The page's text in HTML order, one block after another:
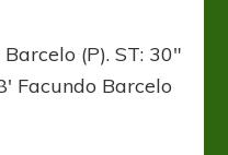
(P). ST: 30″
Facundo Barcelo